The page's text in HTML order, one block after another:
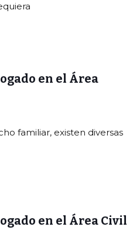
en el Área
familiar, existen diversas
en el Área Civil